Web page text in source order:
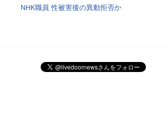
NHK職員 性被害後の異動拒否か